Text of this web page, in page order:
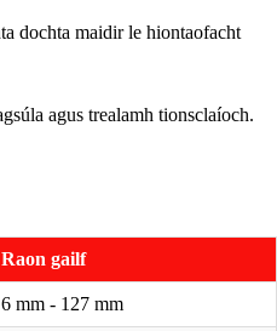
dochta maidir le hiontaofacht
agus trealamh tionsclaíoch.
Raon gailf
6 mm - 127 mm